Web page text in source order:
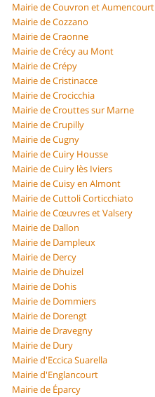
Mairie de Couvron et Aumencourt
Mairie de Cozzano
Mairie de Craonne
Mairie de Crécy au Mont
Mairie de Crépy
Mairie de Cristinacce
Mairie de Crocicchia
Mairie de Crouttes sur Marne
Mairie de Crupilly
Mairie de Cugny
Mairie de Cuiry Housse
Mairie de Cuiry lès Iviers
Mairie de Cuisy en Almont
Mairie de Cuttoli Corticchiato
Mairie de Cœuvres et Valsery
Mairie de Dallon
Mairie de Dampleux
Mairie de Dercy
Mairie de Dhuizel
Mairie de Dohis
Mairie de Dommiers
Mairie de Dorengt
Mairie de Dravegny
Mairie de Dury
Mairie d'Eccica Suarella
Mairie d'Englancourt
Mairie de Éparcy